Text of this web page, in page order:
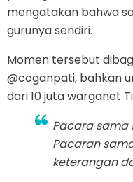
mengatakan bahwa
gurunya sendiri.
Momen tersebut
@coganpati, bahkan
dari 10 juta warganet
Pacara sama
Pacaran
keterangan